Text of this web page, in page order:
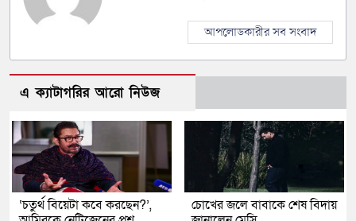
আপলোডকারীর সব সংবাদ
এ ক্যাটাগরির আরো নিউজ
‘চতুর্থ বিয়েটা কবে করছেন?’,
চোখের জলে বাবাকে শেষ বিদায়